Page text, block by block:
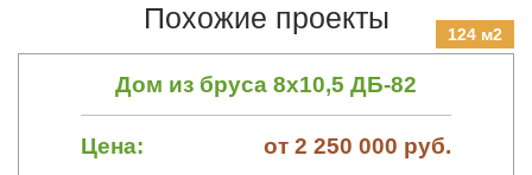
Похожие проекты 124 м2
Дом из бруса 8х10,5 ДБ-82
Цена: от 2 250 000 руб.